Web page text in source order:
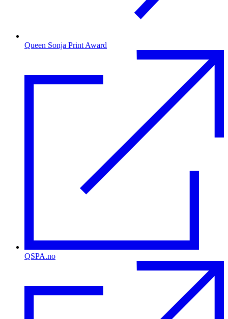
Queen Sonja Print Award
QSPA.no